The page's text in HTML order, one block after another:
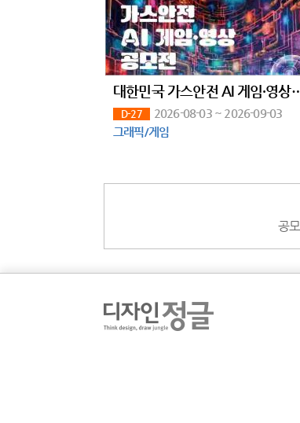
대한민국 가스안전 AI
D-27
2026-08-03 ~ 2026-09-03
그래픽/게임
공